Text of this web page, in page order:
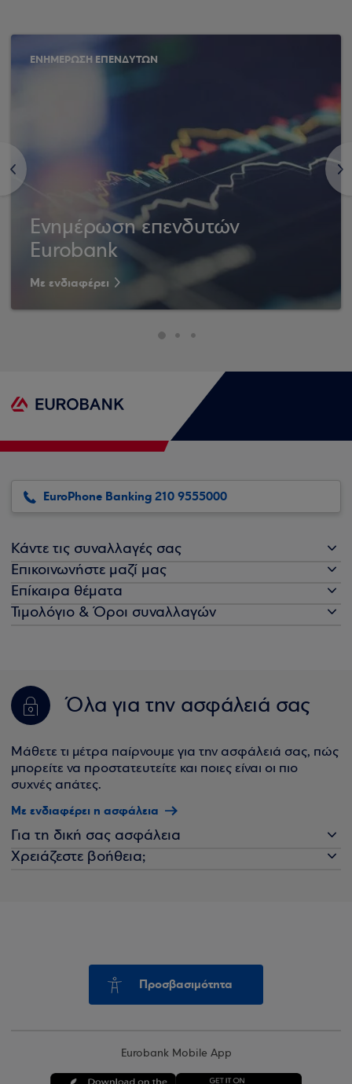
<
ΕΝΗΜΕΡΩΣΗ ΕΠΕΝΔΥΤΩΝ
Ενημέρωση επενδυτών
Eurobank
Με ενδιαφέρει
>
EuroPhone Banking 210 9555000
Κάντε τις συναλλαγές σας
Επικοινωνήστε μαζί μας
Επίκαιρα θέματα
Τιμολόγιο & Όροι συναλλαγών
Όλα για την ασφάλειά σας
Μάθετε τι μέτρα παίρνουμε για την ασφάλειά σας, πώς
μπορείτε να προστατευτείτε και ποιες είναι οι πιο
συχνές απάτες.
Με ενδιαφέρει η ασφάλεια
Για τη δική σας ασφάλεια
Χρειάζεστε βοήθεια;
Προσβασιμότητα
Eurobank Mobile App